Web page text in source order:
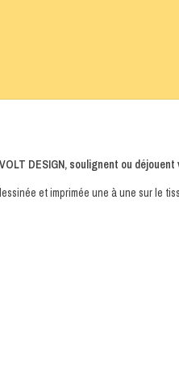
DESIGN, soulignent ou déjouent
et imprimée une à une sur le